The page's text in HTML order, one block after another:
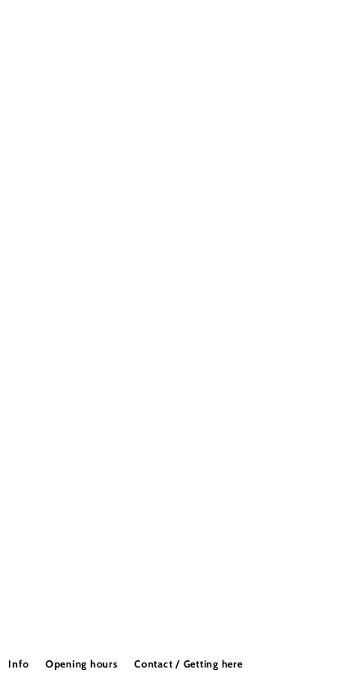
Info Opening hours Contact / Getting here